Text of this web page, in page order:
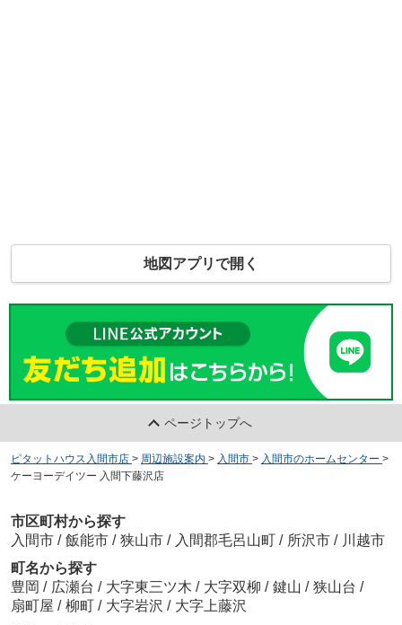
地図アプリで開く
ページトップへ
ピタットハウス入間市店 > 周辺施設案内 > 入間市 > 入間市のホームセンター >
ケーヨーデイツー 入間下藤沢店
市区町村から探す
入間市 / 飯能市 / 狭山市 / 入間郡毛呂山町 / 所沢市 / 川越市
町名から探す
豊岡 / 広瀬台 / 大字東三ツ木 / 大字双柳 / 鍵山 / 狭山台 /
扇町屋 / 柳町 / 大字岩沢 / 大字上藤沢